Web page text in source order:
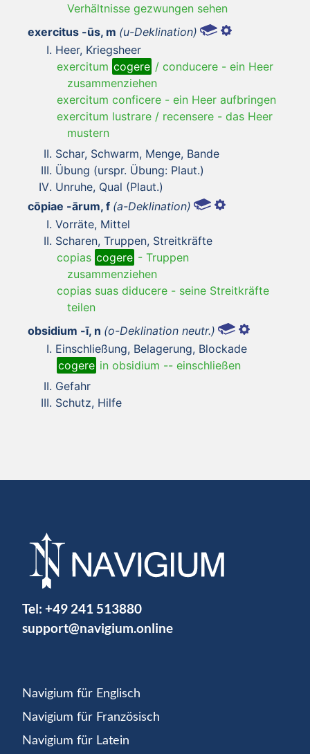
Verhältnisse gezwungen sehen
exercitus -ūs, m (u-Deklination)
Heer, Kriegsheer
exercitum cogere / conducere - ein Heer
zusammenziehen
exercitum conficere - ein Heer aufbringen
exercitum lustrare / recensere - das Heer
mustern
Schar, Schwarm, Menge, Bande
Übung (urspr. Übung: Plaut.)
Unruhe, Qual (Plaut.)
cōpiae -ārum, f (a-Deklination)
Vorräte, Mittel
Scharen, Truppen, Streitkräfte
copias cogere - Truppen
zusammenziehen
copias suas diducere - seine Streitkräfte
teilen
obsidium -ī, n (o-Deklination neutr.)
Einschließung, Belagerung, Blockade
cogere in obsidium -- einschließen
Gefahr
Schutz, Hilfe
Tel: +49 241 513880
support@navigium.online
Navigium für Englisch
Navigium für Französisch
Navigium für Latein